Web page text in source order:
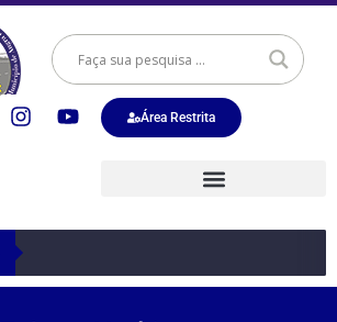
Área Restrita